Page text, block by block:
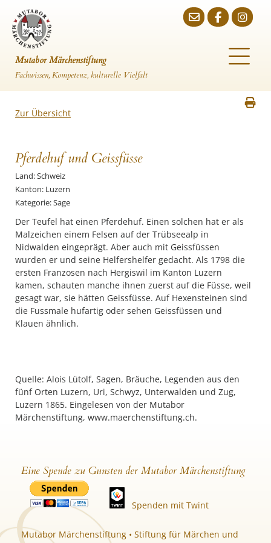
Mutabor Märchenstiftung
Fachwissen, Kompetenz, kulturelle Vielfalt
Zur Übersicht
Pferdehuf und Geissfüsse
Land: Schweiz
Kanton: Luzern
Kategorie: Sage
Der Teufel hat einen Pferdehuf. Einen solchen hat er als
Malzeichen einem Felsen auf der Trübseealp in
Nidwalden eingeprägt. Aber auch mit Geissfüssen
wurden er und seine Helfershelfer gedacht. Als 1798 die
ersten Franzosen nach Hergiswil im Kanton Luzern
kamen, schauten manche ihnen zuerst auf die Füsse, weil
gesagt war, sie hätten Geissfüsse. Auf Hexensteinen sind
die Fussmale hufartig oder sehen Geissfüssen und
Klauen ähnlich.
Quelle: Alois Lütolf, Sagen, Bräuche, Legenden aus den
fünf Orten Luzern, Uri, Schwyz, Unterwalden und Zug,
Luzern 1865. Eingelesen von der Mutabor
Märchenstiftung, www.maerchenstiftung.ch.
Eine Spende zu Gunsten der Mutabor Märchenstiftung
Spenden mit Twint
Mutabor Märchenstiftung • Stiftung für Märchen und